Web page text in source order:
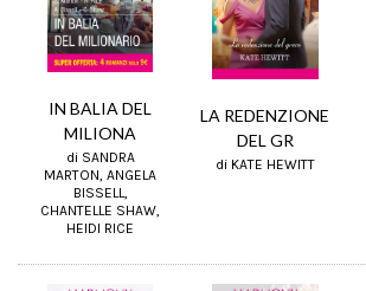
IN BALIA DEL
MILIONA
di SANDRA
MARTON, ANGELA
BISSELL,
CHANTELLE SHAW,
HEIDI RICE
LA REDENZIONE
DEL GR
di KATE HEWITT